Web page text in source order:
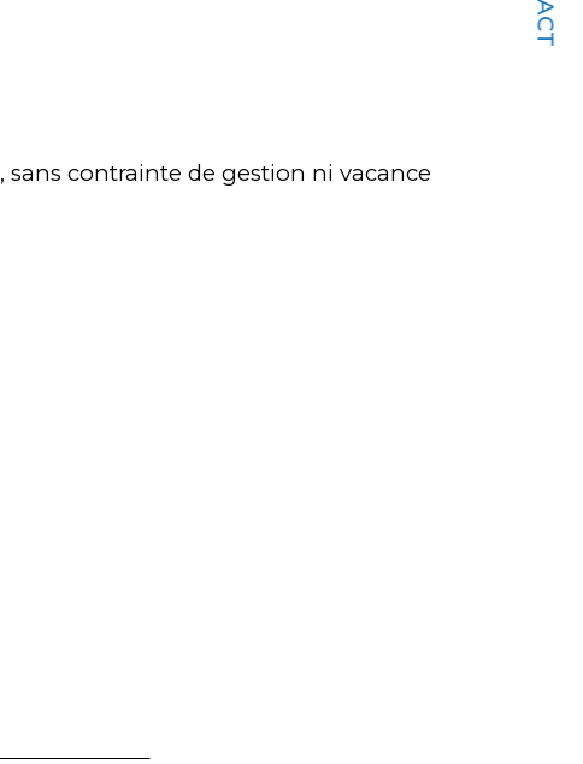
, sans contrainte de gestion ni vacance